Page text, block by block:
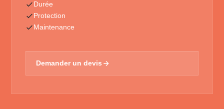
Durée
Protection
Maintenance
Demander un devis